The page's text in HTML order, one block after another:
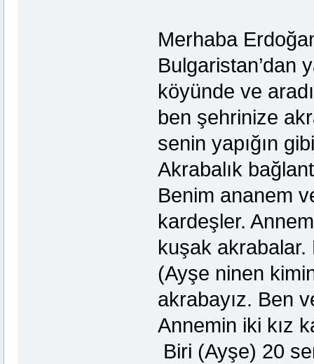
Merhaba
Bulgaristan’dan
köyünde ve
ben şehrinize
senin yapığın
Akrabalık
Benim ananem
kardeşler.
kuşak
(Ayşe ninen
akrabayız. Ben
Annemin iki kız
Biri (Ayşe) 20